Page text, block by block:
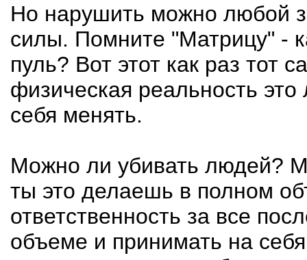
Но нарушить можно любой
силы. Помните "Матрицу" -
пуль? Вот этот как раз тот
физическая реальность
себя менять.
Можно ли убивать людей?
ты это делаешь в полном
ответственность за все
объеме и принимать на себя